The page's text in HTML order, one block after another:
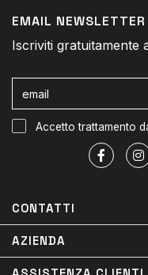
EMAIL NEWSLETTER
Iscriviti gratuitamente
Accetto trattamento
CONTATTI
AZIENDA